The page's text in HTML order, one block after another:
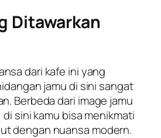
Ditawarkan
dari kafe ini yang
jamu di sini sangat
Berbeda dari image jamu
sini kamu bisa menikmati
dengan nuansa modern.